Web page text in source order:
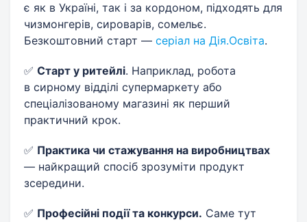
є як в Україні, так і за кордоном, підходять для
чизмонгерів, сироварів, сомельє.
Безкоштовний старт — серіал на Дія.Освіта.
✅ Старт у ритейлі. Наприклад, робота
в сирному відділі супермаркету або
спеціалізованому магазині як перший
практичний крок.
✅ Практика чи стажування на виробництвах
— найкращий спосіб зрозуміти продукт
зсередини.
✅ Професійні події та конкурси. Саме тут